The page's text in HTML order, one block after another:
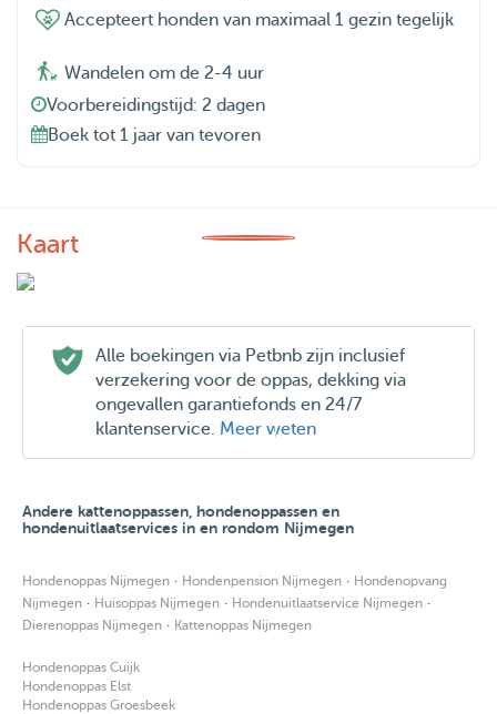
Accepteert honden van maximaal 1 gezin tegelijk
Wandelen om de 2-4 uur
Voorbereidingstijd: 2 dagen
Boek tot 1 jaar van tevoren
Kaart
Alle boekingen via Petbnb zijn inclusief
verzekering voor de oppas, dekking via
ongevallen garantiefonds en 24/7
klantenservice. Meer weten
Andere kattenoppassen, hondenoppassen en
hondenuitlaatservices in en rondom Nijmegen
Hondenoppas Nijmegen · Hondenpension Nijmegen · Hondenopvang
Nijmegen · Huisoppas Nijmegen · Hondenuitlaatservice Nijmegen ·
Dierenoppas Nijmegen · Kattenoppas Nijmegen
Hondenoppas Cuijk
Hondenoppas Elst
Hondenoppas Groesbeek